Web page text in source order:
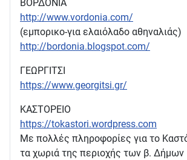
ΒΟΡΔΟΝΙΑ
http://www.vordonia.com/
(εμπορικο-για ελαιόλαδο αθηναλιάς)
http://bordonia.blogspot.com/
ΓΕΩΡΓΙΤΣΙ
https://www.georgitsi.gr/
ΚΑΣΤΟΡΕΙΟ
https://tokastori.wordpress.com
Με πολλές πληροφορίες για το
τα χωριά της περιοχής των β. Δήμων